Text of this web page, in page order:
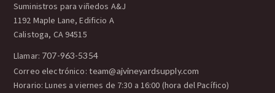
Suministros para viñedos A&J
1192 Maple Lane, Edificio A
Calistoga, CA 94515
Llamar: 707-963-5354
Correo electrónico: team@ajvineyardsupply.com
Horario: Lunes a viernes de 7:30 a 16:00 (hora del Pacífico)